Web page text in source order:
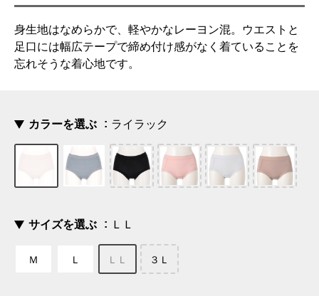
身生地はなめらかで、軽やかなレーヨン混。ウエストと
足口には幅広テープで締め付け感がなく着ていることを
忘れそうな着心地です。
カラーを選ぶ ライラック
サイズを選ぶ ＬＬ
Ｍ Ｌ ＬＬ ３Ｌ